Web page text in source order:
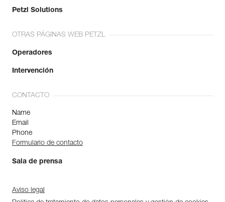
Petzl Solutions
OTRAS PÁGINAS WEB PETZL
Operadores
Intervención
CONTACTO
Name
Email
Phone
Formulario de contacto
Sala de prensa
Aviso legal